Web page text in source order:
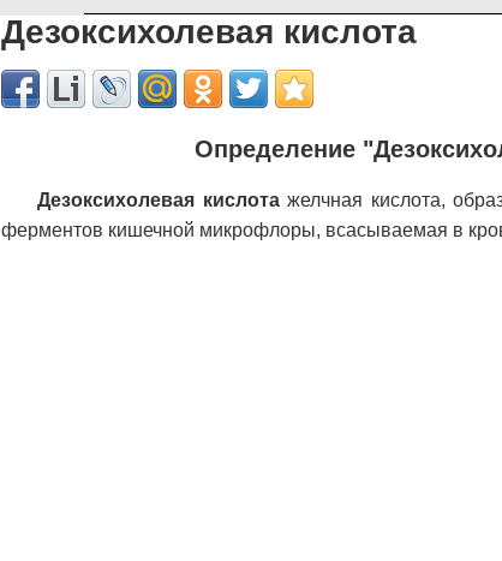
Дезоксихолевая кислота
Определение
Дезоксихолевая кислотажелчная кислота,
ферментов кишечной микрофлоры, всасываемая в